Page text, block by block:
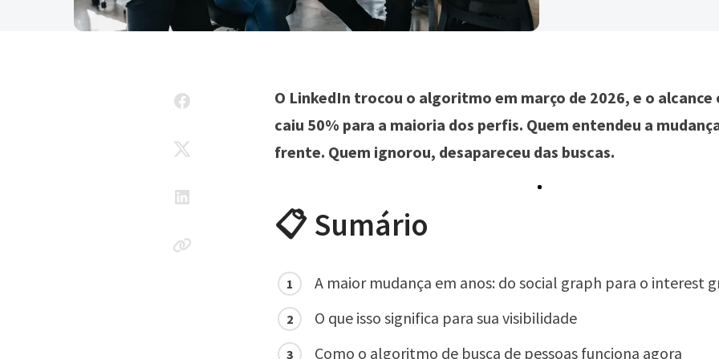
O LinkedIn trocou o algoritmo em março de 2026, e o alcance
caiu 50% para a maioria dos perfis. Quem entendeu a
frente. Quem ignorou, desapareceu das buscas.
📋 Sumário
A maior mudança em anos: do social graph para o interest
O que isso significa para sua visibilidade
Como o algoritmo de busca de pessoas funciona agora